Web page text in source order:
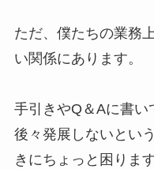
ただ、僕たちの業務
い関係にあります。
手引きやQ＆Aに書い
後々発展しないとい
きにちょっと困ります